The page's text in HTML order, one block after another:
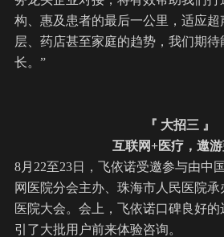
构、惠及患者的最后一公里，适应超
层、药店甚至家庭的趋势，我们期
长。”
『 大招三 』
互联网+医疗，遨
8月22至23日，飞依诺受邀参与由中
网医院分会主办、珠海市人民医院承
医院大会。会上，飞依诺口碑良好的
引了大批用户前来体验咨询。